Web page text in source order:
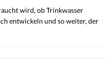
wird, ob Trinkwasser
entwickeln und so weiter, der